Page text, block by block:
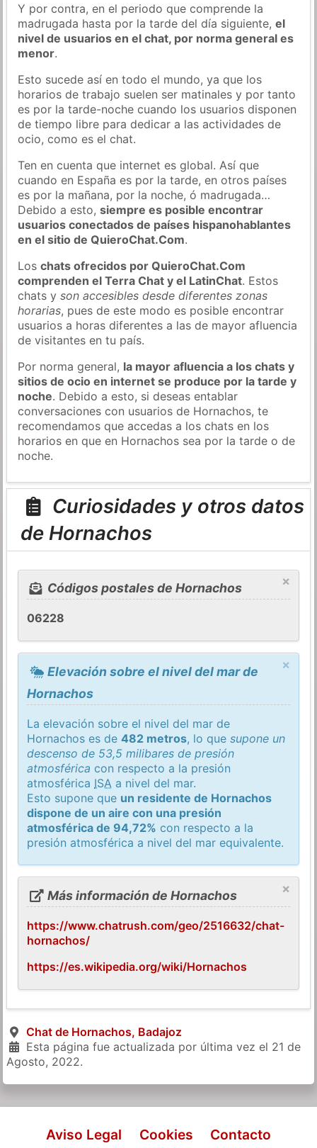
Y por contra, en el periodo que comprende la
madrugada hasta por la tarde del día siguiente,el
nivel de usuarios en el chat, por norma general es
menor.
Esto sucede así en todo el mundo, ya que los
horarios de trabajo suelen ser matinales y por tanto
es por la tarde-noche cuando los usuarios disponen
de tiempo libre para dedicar a las actividades de
ocio, como es el chat.
Ten en cuenta que internet es global. Así que
cuando en España es por la tarde, en otros países
es por la mañana, por la noche, ó madrugada…
Debido a esto,siempre es posible encontrar
usuarios conectados de países hispanohablantes
en el sitio de QuieroChat.Com.
Loschats ofrecidos por QuieroChat.Com
comprenden el Terra Chat y el LatinChat. Estos
chats yson accesibles desde diferentes zonas
horarias, pues de este modo es posible encontrar
usuarios a horas diferentes a las de mayor afluencia
de visitantes en tu país.
Por norma general, la mayor afluencia a los chats y
sitios de ocio en internet se produce por la tarde y
noche. Debido a esto, si deseas entablar
conversaciones con usuarios de Hornachos, te
recomendamos que accedas a los chats en los
horarios en que en Hornachos sea por la tarde o de
noche.
Curiosidades y otros datos
de Hornachos
×
Códigos postales de Hornachos
06228
×
Elevación sobre el nivel del mar de
Hornachos
La elevación sobre el nivel del mar de
Hornachos es de482 metros, lo quesupone un
descenso de 53,5 milibares de presión
atmosférica con respecto a la presión
atmosférica ISA a nivel del mar.
Esto supone que un residente de Hornachos
dispone de un aire con una presión
atmosférica de 94,72% con respecto a la
presión atmosférica a nivel del mar equivalente.
×
Más información de Hornachos
https://www.chatrush.com/geo/2516632/chat-
hornachos/
https://es.wikipedia.org/wiki/Hornachos
Chat de Hornachos, Badajoz
Esta página fue actualizada por última vez el 21 de
Agosto, 2022.
Aviso Legal Cookies Contacto